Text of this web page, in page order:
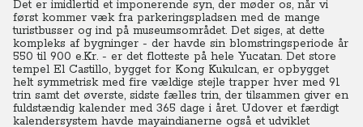
Det er imidlertid et imponerende syn, der møder os, når vi
først kommer væk fra parkeringspladsen med de mange
turistbusser og ind på museumsområdet. Det siges, at dette
kompleks af bygninger - der havde sin blomstringsperiode år
550 til 900 e.Kr. - er det flotteste på hele Yucatan. Det store
tempel El Castillo, bygget for Kong Kukulcan, er opbygget
helt symmetrisk med fire vældige stejle trapper hver med 91
trin samt det øverste, sidste fælles trin, der tilsammen giver en
fuldstændig kalender med 365 dage i året. Udover et færdigt
kalendersystem havde mayaindianerne også et udviklet